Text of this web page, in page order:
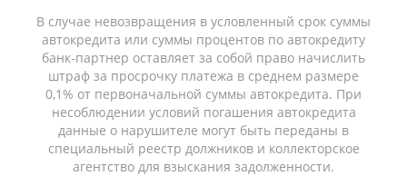
В случае невозвращения в условленный срок суммы
автокредита или суммы процентов по автокредиту
банк-партнер оставляет за собой право начислить
штраф за просрочку платежа в среднем размере
0,1% от первоначальной суммы автокредита. При
несоблюдении условий погашения автокредита
данные о нарушителе могут быть переданы в
специальный реестр должников и коллекторское
агентство для взыскания задолженности.